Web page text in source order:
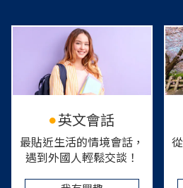
英文會話
最貼近生活的情境會話，
遇到外國人輕鬆交談！